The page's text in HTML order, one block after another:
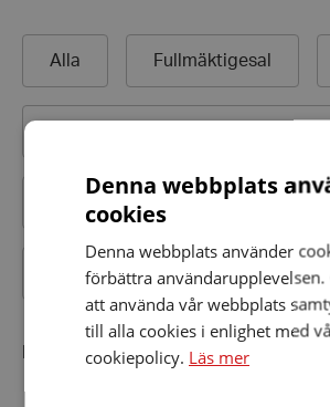
Alla Fullmäktigesal
Äldreboende
Teater Kyrkor och
Inga teleslingor hittades
Denna webbplats
cookies
Denna webbplats använder
förbättra användarupplevelsen.
att använda vår webbplats
till alla cookies i enlighet med
cookiepolicy. Läs mer